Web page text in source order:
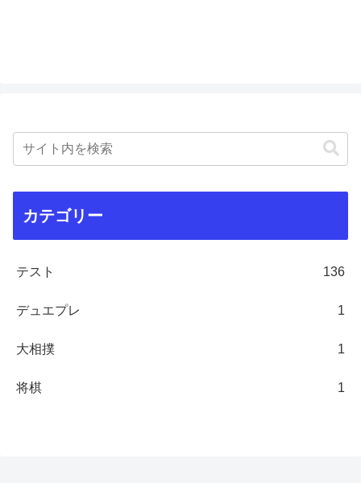
カテゴリー
テスト 136
デュエプレ 1
大相撲 1
将棋 1